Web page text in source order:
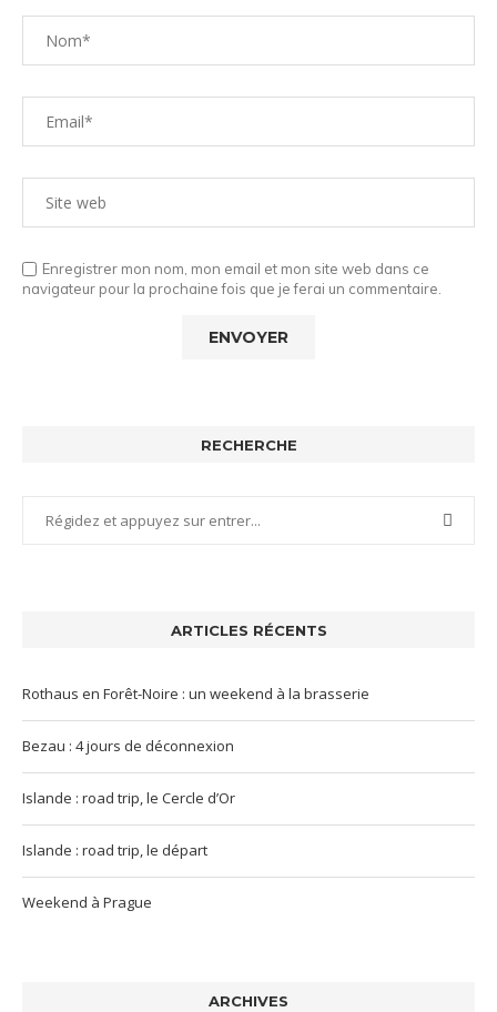
Enregistrer mon nom, mon email et mon site web dans ce
navigateur pour la prochaine fois que je ferai un commentaire.
RECHERCHE
ARTICLES RÉCENTS
Rothaus en Forêt-Noire : un weekend à la brasserie
Bezau : 4 jours de déconnexion
Islande : road trip, le Cercle d’Or
Islande : road trip, le départ
Weekend à Prague
ARCHIVES